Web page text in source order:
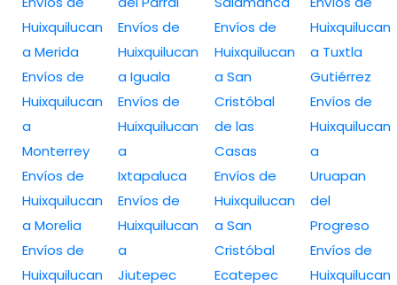
Huixquilucan
a Merida
Envíos de
Huixquilucan
a
Monterrey
Envíos de
Huixquilucan
a Morelia
Envíos de
Huixquilucan
Envíos de
Huixquilucan
a Iguala
Envíos de
Huixquilucan
a
Ixtapaluca
Envíos de
Huixquilucan
a
Jiutepec
Envíos de
Huixquilucan
a San
Cristóbal
de las
Casas
Envíos de
Huixquilucan
a San
Cristóbal
Ecatepec
Huixquilucan
a Tuxtla
Gutiérrez
Envíos de
Huixquilucan
a
Uruapan
del
Progreso
Envíos de
Huixquilucan